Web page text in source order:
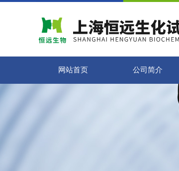
网站首页 公司简介